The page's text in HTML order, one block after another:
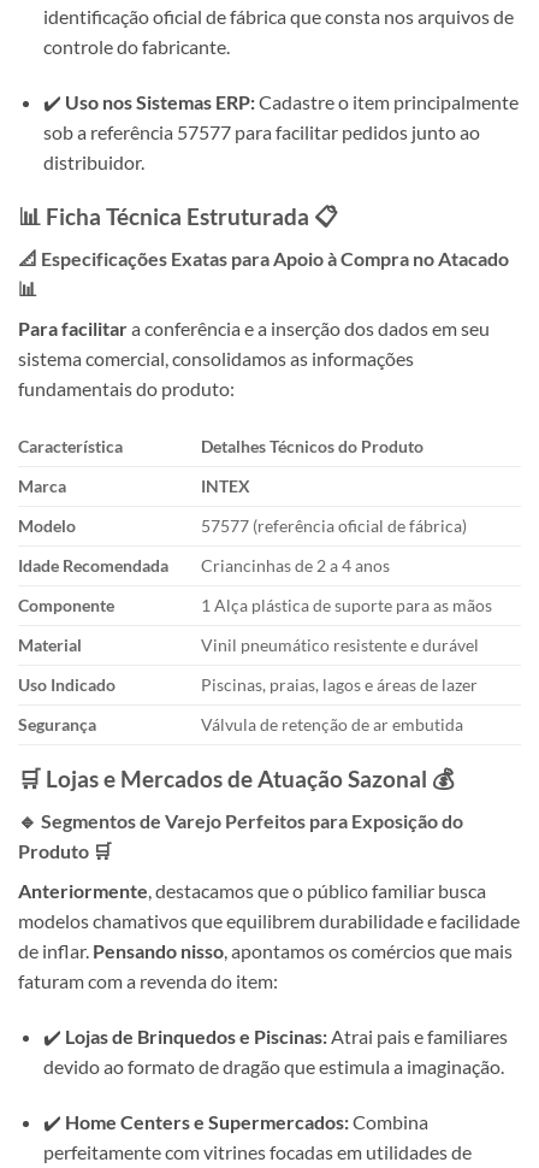
identificação oficial de fábrica que consta nos arquivos de
controle do fabricante.
✔️ Uso nos Sistemas ERP:Cadastre o item principalmente
sob a referência 57577 para facilitar pedidos junto ao
distribuidor.
📊 Ficha Técnica Estruturada 📋
📐 Especificações Exatas para Apoio à Compra no Atacado
📊
Para facilitara conferência e a inserção dos dados em seu
sistema comercial, consolidamos as informações
fundamentais do produto:
Característica
Detalhes Técnicos do Produto
Marca
INTEX
Modelo
57577 (referência oficial de fábrica)
Idade Recomendada
Criancinhas de 2 a 4 anos
Componente
1 Alça plástica de suporte para as mãos
Material
Vinil pneumático resistente e durável
Uso Indicado
Piscinas, praias, lagos e áreas de lazer
Segurança
Válvula de retenção de ar embutida
🛒 Lojas e Mercados de Atuação Sazonal 💰
🔹 Segmentos de Varejo Perfeitos para Exposição do
Produto 🛒
Anteriormente, destacamos que o público familiar busca
modelos chamativos que equilibrem durabilidade e facilidade
de inflar. Pensando nisso, apontamos os comércios que mais
faturam com a revenda do item:
✔️ Lojas de Brinquedos e Piscinas:Atrai pais e familiares
devido ao formato de dragão que estimula a imaginação.
✔️ Home Centers e Supermercados:Combina
perfeitamente com vitrines focadas em utilidades de